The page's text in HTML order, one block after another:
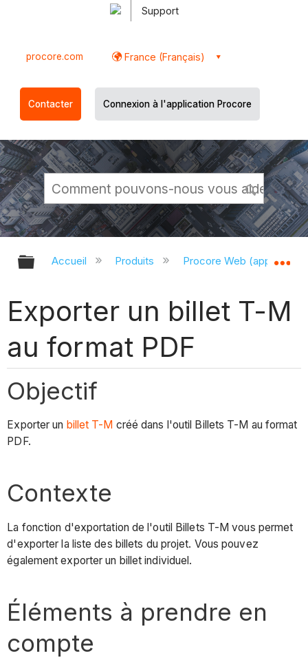
Support
procore.com France (Français)
Contacter Connexion à l'application Procore
Développer/réduire la hiérarchie
Accueil Produits Procore Web
Exporter un billet T-M
au format PDF
Objectif
Exporter un billet T-M créé dans l'outil Billets T-M au format
PDF.
Contexte
La fonction d'exportation de l'outil Billets T-M vous permet
d'exporter la liste des billets du projet. Vous pouvez
également exporter un billet individuel.
Éléments à prendre en
compte